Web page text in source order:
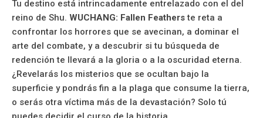
Tu destino está intrincadamente entrelazado con el del
reino de Shu. WUCHANG: Fallen Featherste reta a
confrontar los horrores que se avecinan, a dominar el
arte del combate, y a descubrir si tu búsqueda de
redención te llevará a la gloria o a la oscuridad eterna.
¿Revelarás los misterios que se ocultan bajo la
superficie y pondrás fin a la plaga que consume la tierra,
o serás otra víctima más de la devastación? Solo tú